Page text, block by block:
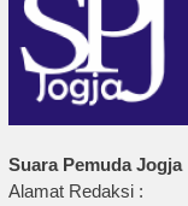
Suara Pemuda Jogja
Alamat Redaksi :